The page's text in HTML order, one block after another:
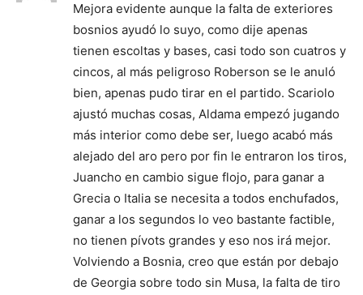
Mejora evidente aunque la falta de exteriores
bosnios ayudó lo suyo, como dije apenas
tienen escoltas y bases, casi todo son cuatros y
cincos, al más peligroso Roberson se le anuló
bien, apenas pudo tirar en el partido. Scariolo
ajustó muchas cosas, Aldama empezó jugando
más interior como debe ser, luego acabó más
alejado del aro pero por fin le entraron los tiros,
Juancho en cambio sigue flojo, para ganar a
Grecia o Italia se necesita a todos enchufados,
ganar a los segundos lo veo bastante factible,
no tienen pívots grandes y eso nos irá mejor.
Volviendo a Bosnia, creo que están por debajo
de Georgia sobre todo sin Musa, la falta de tiro